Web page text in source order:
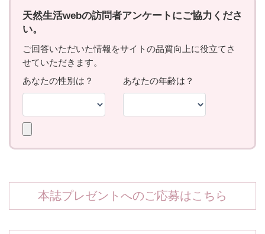
本誌プレゼントへのご応募はこちら